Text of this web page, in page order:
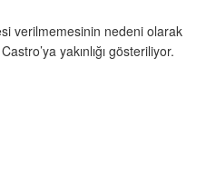
verilmemesinin nedeni olarak
yakınlığı gösteriliyor.